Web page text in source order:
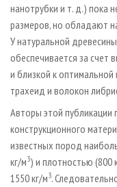
нанотрубки и т. д.) пока
размеров, но обладают
У натуральной
обеспечивается за счет
и близкой к оптимальной
трахеид и волокон
Авторы этой
конструкционного
известных пород
кг/м3) и плотностью (800
1550 кг/м3.